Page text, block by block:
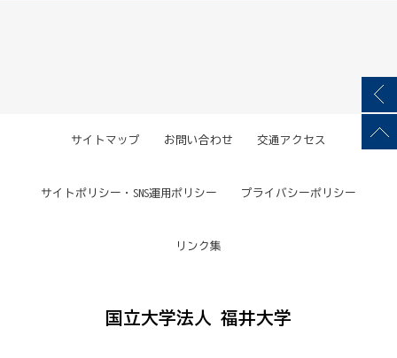
サイトマップ お問い合わせ 交通アクセス
サイトポリシー・SNS運用ポリシー プライバシーポリシー
リンク集
国立大学法人 福井大学